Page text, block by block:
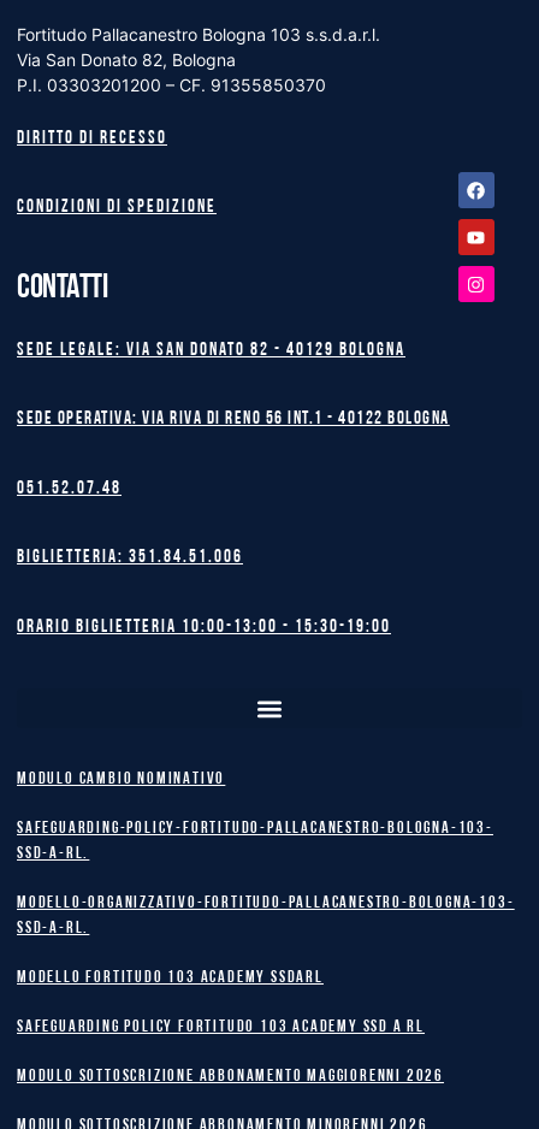
Facebook
Youtube
Instagram
Fortitudo Pallacanestro Bologna 103 s.s.d.a.r.l.
Via San Donato 82, Bologna
P.I. 03303201200 – CF. 91355850370
Diritto di recesso
Condizioni di spedizione
CONTATTI
Sede legale: Via San Donato 82 - 40129 BOLOGNA
Sede operativa: Via Riva di Reno 56 int.1 - 40122 BOLOGNA
051.52.07.48
Biglietteria: 351.84.51.006
Orario biglietteria 10:00-13:00 - 15:30-19:00
MODULO CAMBIO NOMINATIVO
safeguarding-policy-Fortitudo-Pallacanestro-Bologna-103-
SSD-A-RL.
Modello-Organizzativo-Fortitudo-Pallacanestro-Bologna-103-
SSD-A-RL.
MODELLO FORTITUDO 103 ACADEMY SSDARL
safeguarding policy Fortitudo 103 Academy SSD A RL
MODULO SOTTOSCRIZIONE ABBONAMENTO MAGGIORENNI 2026